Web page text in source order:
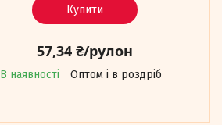
Купити
57,34 ₴/рулон
В наявності Оптом і в роздріб